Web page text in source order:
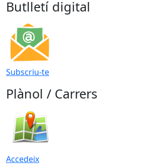
Butlletí digital
Subscriu-te
Plànol / Carrers
Accedeix